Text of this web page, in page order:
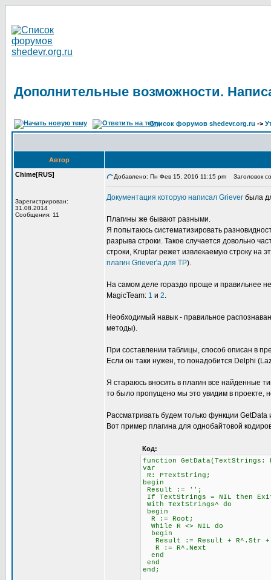
Дополнительные возможности.
Список форумов shedevr.org.ru ->
Автор
Chime[RUS]
Зарегистрирован:
31.08.2014
Сообщения: 11
Добавлено: Пн Фев 15, 2016 11:15 pm Заголовок
Документация которую написал Griever была
Плагины же бывают разными.
Я попытаюсь систематизировать
разрыва строки. Такое случается довольно
строки, Kruptar режет извлекаемую строку на
плагин Griever'а для TP).
На самом деле гораздо проще и правильнее
MagicTeam: 1 и 2.
Необходимый навык - правильное
методы).
При составлении таблицы, способ описан в
Если он таки нужен, то понадобится Delphi
Я стараюсь вносить в плагин все найденные
то было пропущено мы это увидим в проекте,
Рассматривать будем только функции
Вот пример плагина для однобайтовой
Код:
function
var
R: PTextString;
begin
Result := '';
If TextStrings = NIL then
With TextStrings^ do
begin
R := Root;
While R <> NIL do
begin
Result := Result + R^.Str +
R := R^.Next
end
end
end;